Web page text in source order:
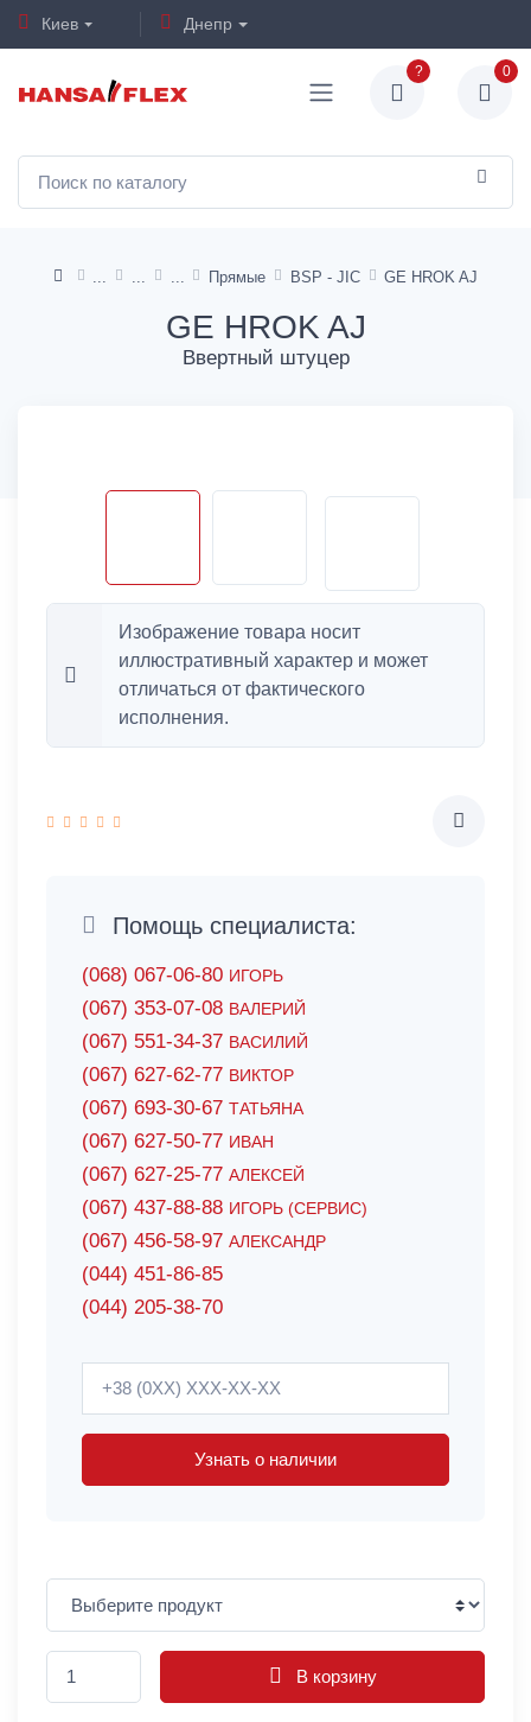
Киев Днепр
? 0
Прямые BSP - JIC GE HROK AJ
GE HROK AJ
Ввертный штуцер
Изображение товара носит
иллюстративный характер и может
отличаться от фактического
исполнения.
Помощь специалиста:
(068) 067-06-80 ИГОРЬ
(067) 353-07-08 ВАЛЕРИЙ
(067) 551-34-37 ВАСИЛИЙ
(067) 627-62-77 ВИКТОР
(067) 693-30-67 ТАТЬЯНА
(067) 627-50-77 ИВАН
(067) 627-25-77 АЛЕКСЕЙ
(067) 437-88-88 ИГОРЬ (СЕРВИС)
(067) 456-58-97 АЛЕКСАНДР
(044) 451-86-85
(044) 205-38-70
Узнать о наличии
В корзину